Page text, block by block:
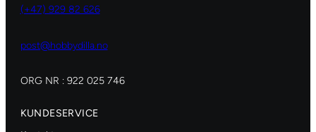
(+47) 929 82 626
post@hobbydilla.no
ORG NR : 922 025 746
KUNDESERVICE